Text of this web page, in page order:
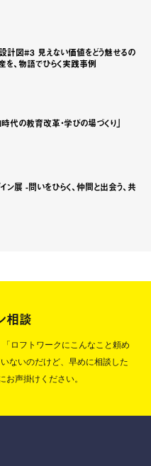
設計図#3 見えない価値をどう魅せるの
を、物語でひらく実践事例
図#3 見えない価値をどう
代の教育改革・学びの場づくり」
育改革・学びの場づくり」
ン展 -問いをひらく、仲間と出会う、共
-問いをひらく、仲間と出
相談
「ロフトワークにこんなこと頼め
ないのだけど、早めに相談した
お声掛けください。